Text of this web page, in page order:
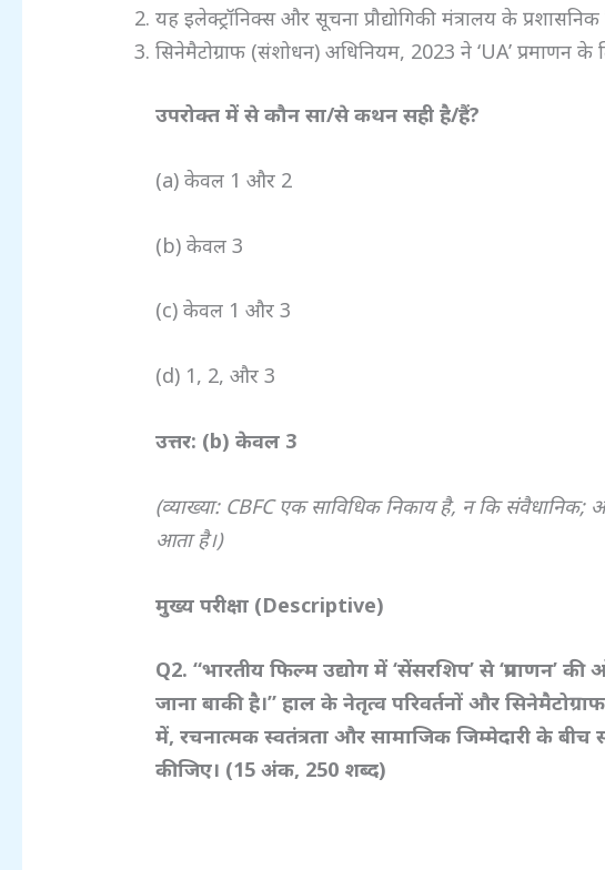
यह इलेक्ट्रॉनिक्स और सूचना प्रौद्योगिकी मंत्रालय के
सिनेमैटोग्राफ (संशोधन) अधिनियम, 2023 ने ‘UA’ प्रमाणन
उपरोक्त में से कौन सा/से कथन सही है/हैं?
(a) केवल 1 और 2
(b) केवल 3
(c) केवल 1 और 3
(d) 1, 2, और 3
उत्तर: (b)केवल 3
(व्याख्या: CBFCएक साविधिक निकाय है, न कि संवैधानिक;
आता है।)
मुख्य परीक्षा (Descriptive)
Q2. “भारतीय फिल्म उद्योग में ‘सेंसरशिप’से ‘प्रमाणन’की
जाना बाकी है।” हाल के नेतृत्व परिवर्तनों और
में,रचनात्मक स्वतंत्रता और सामाजिक जिम्मेदारी के बीच
कीजिए। (15अंक, 250 शब्द)